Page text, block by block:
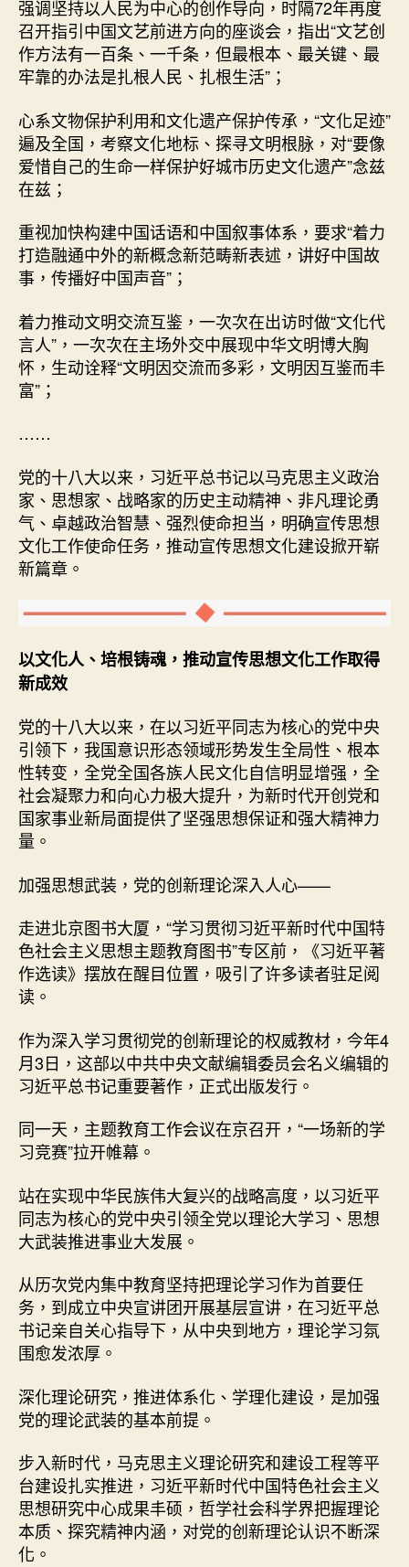
强调坚持以人民为中心的创作导向，时隔72年再度
召开指引中国文艺前进方向的座谈会，指出“文艺创
作方法有一百条、一千条，但最根本、最关键、最
牢靠的办法是扎根人民、扎根生活”；
心系文物保护利用和文化遗产保护传承，“文化足迹”
遍及全国，考察文化地标、探寻文明根脉，对“要像
爱惜自己的生命一样保护好城市历史文化遗产”念兹
在兹；
重视加快构建中国话语和中国叙事体系，要求“着力
打造融通中外的新概念新范畴新表述，讲好中国故
事，传播好中国声音”；
着力推动文明交流互鉴，一次次在出访时做“文化代
言人”，一次次在主场外交中展现中华文明博大胸
怀，生动诠释“文明因交流而多彩，文明因互鉴而丰
富”；
……
党的十八大以来，习近平总书记以马克思主义政治
家、思想家、战略家的历史主动精神、非凡理论勇
气、卓越政治智慧、强烈使命担当，明确宣传思想
文化工作使命任务，推动宣传思想文化建设掀开崭
新篇章。
以文化人、培根铸魂，推动宣传思想文化工作取得
新成效
党的十八大以来，在以习近平同志为核心的党中央
引领下，我国意识形态领域形势发生全局性、根本
性转变，全党全国各族人民文化自信明显增强，全
社会凝聚力和向心力极大提升，为新时代开创党和
国家事业新局面提供了坚强思想保证和强大精神力
量。
加强思想武装，党的创新理论深入人心——
走进北京图书大厦，“学习贯彻习近平新时代中国特
色社会主义思想主题教育图书”专区前，《习近平著
作选读》摆放在醒目位置，吸引了许多读者驻足阅
读。
作为深入学习贯彻党的创新理论的权威教材，今年4
月3日，这部以中共中央文献编辑委员会名义编辑的
习近平总书记重要著作，正式出版发行。
同一天，主题教育工作会议在京召开，“一场新的学
习竞赛”拉开帷幕。
站在实现中华民族伟大复兴的战略高度，以习近平
同志为核心的党中央引领全党以理论大学习、思想
大武装推进事业大发展。
从历次党内集中教育坚持把理论学习作为首要任
务，到成立中央宣讲团开展基层宣讲，在习近平总
书记亲自关心指导下，从中央到地方，理论学习氛
围愈发浓厚。
深化理论研究，推进体系化、学理化建设，是加强
党的理论武装的基本前提。
步入新时代，马克思主义理论研究和建设工程等平
台建设扎实推进，习近平新时代中国特色社会主义
思想研究中心成果丰硕，哲学社会科学界把握理论
本质、探究精神内涵，对党的创新理论认识不断深
化。